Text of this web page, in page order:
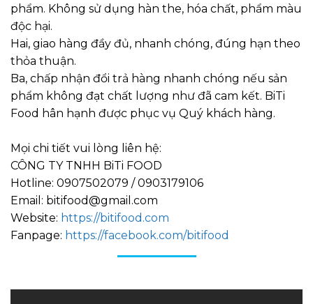
phẩm. Không sử dụng hàn the, hóa chất, phẩm màu
độc hại.
Hai, giao hàng đầy đủ, nhanh chóng, đúng hạn theo
thỏa thuận.
Ba, chấp nhận đổi trả hàng nhanh chóng nếu sản
phẩm không đạt chất lượng như đã cam kết. BiTi
Food hân hạnh được phục vụ Quý khách hàng.
Mọi chi tiết vui lòng liên hệ:
CÔNG TY TNHH BiTi FOOD
Hotline: 0907502079 / 0903179106
Email: bitifood@gmail.com
Website: https://bitifood.com
Fanpage: https://facebook.com/bitifood